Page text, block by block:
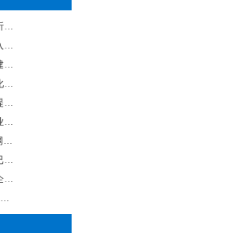
重磅！工业互联网标识解析体系5+2国家顶级节点全面建成！创新发展迈入新的历史阶段！
经济日报：工业互联网步入快速成长期
数字降碳应用丨为什么要建设“工业互联网双碳园区”？
为制造强国建设插上数字化“翅膀”
行业丨工业互联网：加速提档升级 纵深推进制造业数字化转型
学习丨一图读懂《中国工业互联网发展成效评估报告》
刘鹤在中国5G+工业互联网大会的致辞，透露出哪些重要信息？
工信部：工业互联网发展已取得阶段性成果，进入关键发展期
行业丨工业互联网，助力企业变身“数字工厂”
“5G+工业互联网”十个典型应用场景和五个重点行业实践情况